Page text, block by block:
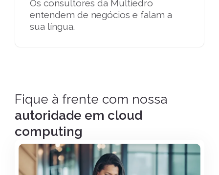
Os consultores da Multiedro
entendem de negócios e falam a
sua língua.
Fique à frente com nossa
autoridade em cloud
computing